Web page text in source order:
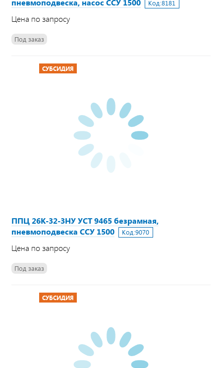
пневмоподвеска, насос ССУ 1500 Код:8181
Цена по запросу
Под заказ
СУБСИДИЯ
ППЦ 26К-32-3НУ УСТ 9465 безрамная,
пневмоподвеска ССУ 1500
Код:9070
Цена по запросу
Под заказ
СУБСИДИЯ